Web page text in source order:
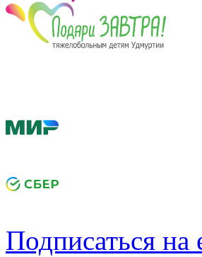
Подписаться